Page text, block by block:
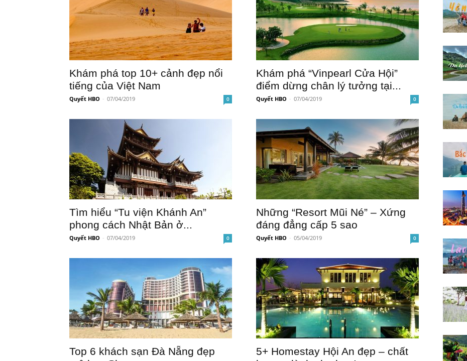
Khám phá top 10+ cảnh đẹp nổi
tiếng của Việt Nam
Quyết HBO - 07/04/2019 0
Khám phá “Vinpearl Cửa Hội”
điểm dừng chân lý tưởng tại...
Quyết HBO - 07/04/2019 0
Tìm hiểu “Tu viện Khánh An”
phong cách Nhật Bản ở...
Quyết HBO - 07/04/2019 0
Những “Resort Mũi Né” – Xứng
đáng đẳng cấp 5 sao
Quyết HBO - 05/04/2019 0
Top 6 khách sạn Đà Nẵng đẹp
5+ Homestay Hội An đẹp – chất